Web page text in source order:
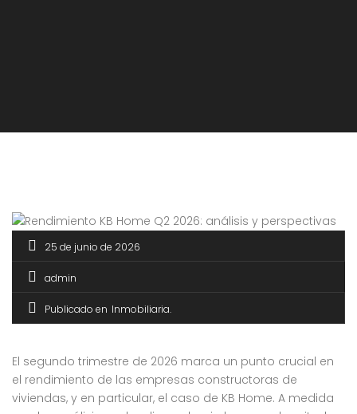
25 de junio de 2026
admin
Publicado en Inmobiliaria
El segundo trimestre de 2026 marca un punto crucial en
el rendimiento de las empresas constructoras de
viviendas, y en particular, el caso de KB Home. A medida